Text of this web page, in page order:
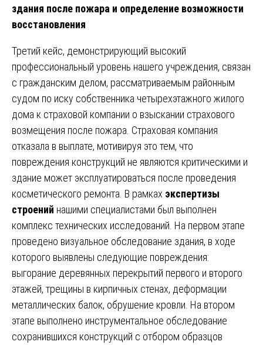
здания после пожара и определение возможности
восстановления
Третий кейс, демонстрирующий высокий
профессиональный уровень нашего учреждения, связан
с гражданским делом, рассматриваемым районным
судом по иску собственника четырехэтажного жилого
дома к страховой компании о взыскании страхового
возмещения после пожара. Страховая компания
отказала в выплате, мотивируя это тем, что
повреждения конструкций не являются критическими и
здание может эксплуатироваться после проведения
косметического ремонта. В рамках экспертизы
строений нашими специалистами был выполнен
комплекс технических исследований. На первом этапе
проведено визуальное обследование здания, в ходе
которого выявлены следующие повреждения:
выгорание деревянных перекрытий первого и второго
этажей, трещины в кирпичных стенах, деформации
металлических балок, обрушение кровли. На втором
этапе выполнено инструментальное обследование
сохранившихся конструкций с отбором образцов